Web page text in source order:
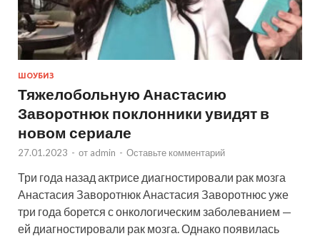
ШОУБИЗ
Тяжелобольную Анастасию
Заворотнюк поклонники увидят в
новом сериале
27.01.2023 - от admin - Оставьте комментарий
Три года назад актрисе диагностировали рак мозга
Анастасия Заворотнюк Анастасия Заворотнюс уже
три года борется с онкологическим заболеванием —
ей диагностировали рак мозга. Однако появилась